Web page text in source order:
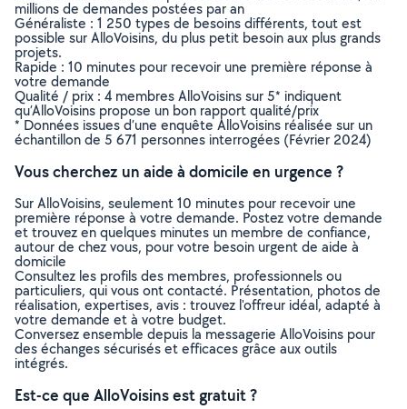
millions de demandes postées par an
Généraliste : 1 250 types de besoins différents, tout est
possible sur AlloVoisins, du plus petit besoin aux plus grands
projets.
Rapide : 10 minutes pour recevoir une première réponse à
votre demande
Qualité / prix : 4 membres AlloVoisins sur 5* indiquent
qu’AlloVoisins propose un bon rapport qualité/prix
* Données issues d’une enquête AlloVoisins réalisée sur un
échantillon de 5 671 personnes interrogées (Février 2024)
Vous cherchez un aide à domicile en urgence ?
Sur AlloVoisins, seulement 10 minutes pour recevoir une
première réponse à votre demande. Postez votre demande
et trouvez en quelques minutes un membre de confiance,
autour de chez vous, pour votre besoin urgent de aide à
domicile
Consultez les profils des membres, professionnels ou
particuliers, qui vous ont contacté. Présentation, photos de
réalisation, expertises, avis : trouvez l'offreur idéal, adapté à
votre demande et à votre budget.
Conversez ensemble depuis la messagerie AlloVoisins pour
des échanges sécurisés et efficaces grâce aux outils
intégrés.
Est-ce que AlloVoisins est gratuit ?